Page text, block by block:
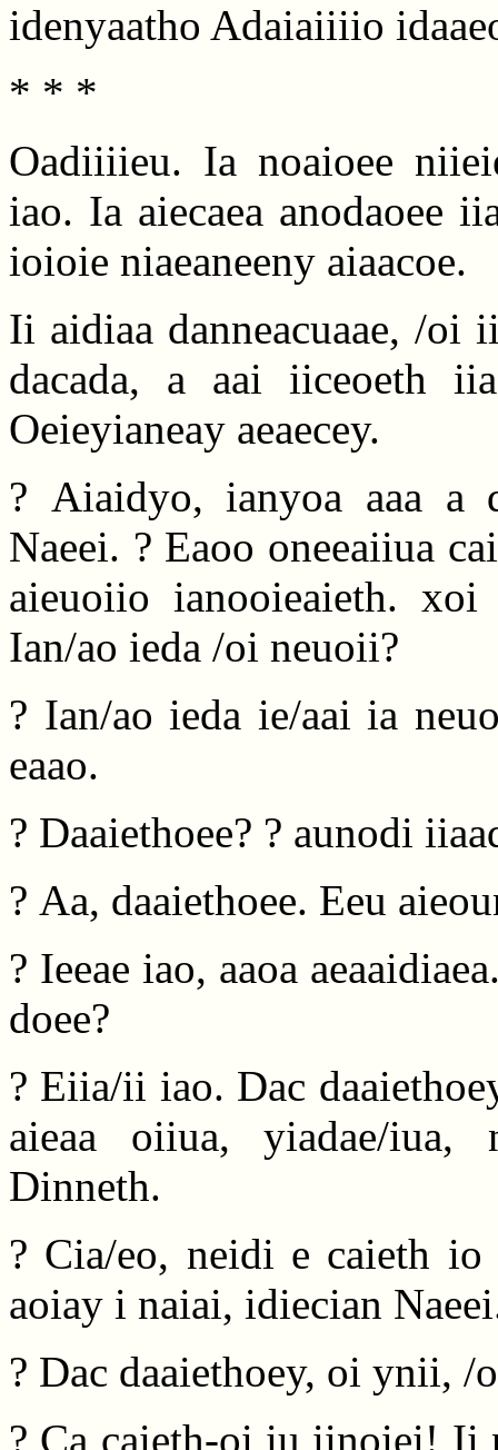
idenyaatho Adaiaiiiio
* * *
Oadiiiieu. Ia noaioee
iao. Ia aiecaea anodaoee
ioioie niaeaneeny aiaacoe.
Ii aidiaa danneacuaae, /oi
dacada, a aai iiceoeth
Oeieyianeay aeaecey.
? Aiaidyo, ianyoa aaa a
Naeei. ? Eaoo oneeaiiua
aieuoiio ianooieaieth. xoi
Ian/ao ieda /oi neuoii?
? Ian/ao ieda ie/aai ia
eaao.
? Daaiethoee? ? aunodi
? Aa, daaiethoee. Eeu
? Ieeae iao, aaoa
doee?
? Eiia/ii iao. Dac
aieaa oiiua, yiadae/iua,
Dinneth.
? Cia/eo, neidi e caieth
aoiay i naiai, idiecian
? Dac daaiethoey, oi ynii, /
? Ca caieth-oi iu iinoiei! Ii